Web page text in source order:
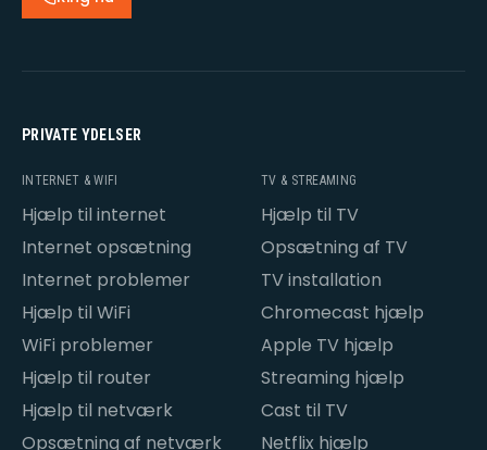
PRIVATE YDELSER
INTERNET & WIFI
Hjælp til internet
Internet opsætning
Internet problemer
Hjælp til WiFi
WiFi problemer
Hjælp til router
Hjælp til netværk
Opsætning af netværk
TV & STREAMING
Hjælp til TV
Opsætning af TV
TV installation
Chromecast hjælp
Apple TV hjælp
Streaming hjælp
Cast til TV
Netflix hjælp